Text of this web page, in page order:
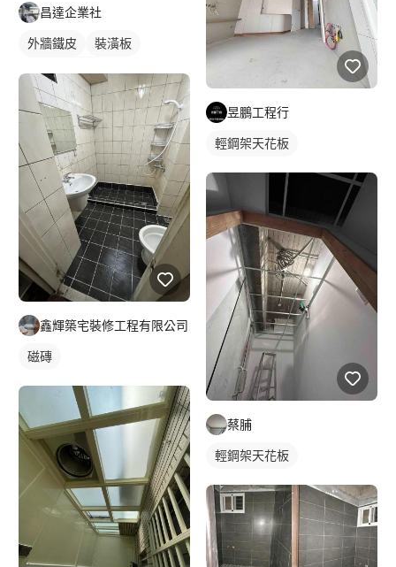
昌達企業社
外牆鐵皮
裝潢板
鑫輝築宅裝修工程有限公司
磁磚
昱鵬工程行
輕鋼架天花板
蔡脯
輕鋼架天花板